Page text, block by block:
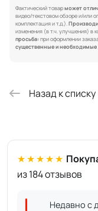
Фактический товарможет
видео/текстовом обзоре и/или
комплектация и т.д.).
изменения (в т.ч. улучшения) в
просьба: при оформлении
существенные и необходимые
Назад к списку
★★★★★
из 184 отзывов
Недавно с